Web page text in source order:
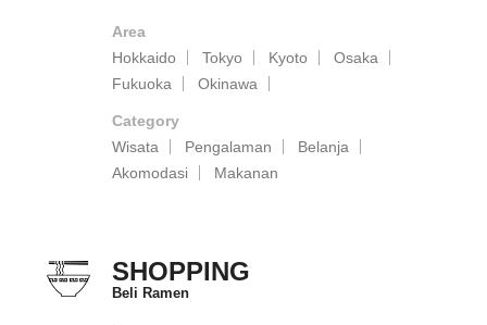
Area
Hokkaido
Tokyo Kyoto
Osaka
Fukuoka
Okinawa
Category
Wisata
Pengalaman
Belanja
Akomodasi
Makanan
SHOPPING
Beli Ramen